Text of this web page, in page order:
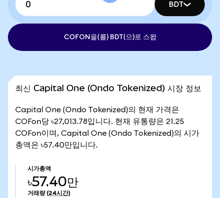
BDT
COFON을(를) BDT(으)로 스왑
최신 Capital One (Ondo Tokenized) 시장 정보
Capital One (Ondo Tokenized)의 현재 가격은
COFon당 ৳27,013.78입니다. 현재 유통량은 21.25
COFon이며, Capital One (Ondo Tokenized)의 시가
총액은 ৳57.40만입니다.
시가총액
৳57.40만
거래량 (24시간)